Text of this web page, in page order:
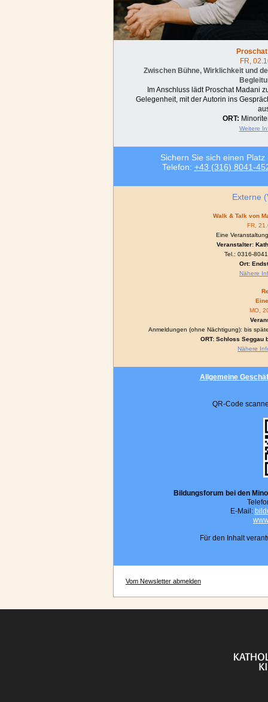
FR,
Zwischen Bühne, Wirklichkeit und
Im Anschluss lädt Proschat Madani
Gelegenheit, mit der Autorin ins
ORT:
Weitere
Sichern Sie sich einen
Telefon: +43 (316) 8041-
Externe
Walk & Talk von
FR,
Eine
Veranstalter:
Tel.: 0316-
Ort:
Nähere
MO,
Anmeldungen (ohne Nächtigung): bis
ORT: Schloss Seggau
Nähere
Allgemeine
QR-Code
Bildungsforum bei den
E-Mail:
Für den Inhalt
Vom Newsletter abmelden